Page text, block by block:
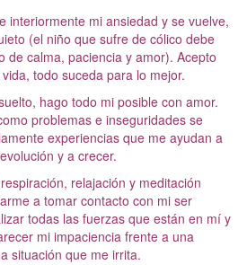
interiormente mi ansiedad y se vuelve,
(el niño que sufre de cólico debe
de calma, paciencia y amor). Acepto
todo suceda para lo mejor.
hago todo mi posible con amor.
problemas e inseguridades se
experiencias que me ayudan a
y a crecer.
relajación y meditación
a tomar contacto con mi ser
todas las fuerzas que están en mí y
mi impaciencia frente a una
situación que me irrita.